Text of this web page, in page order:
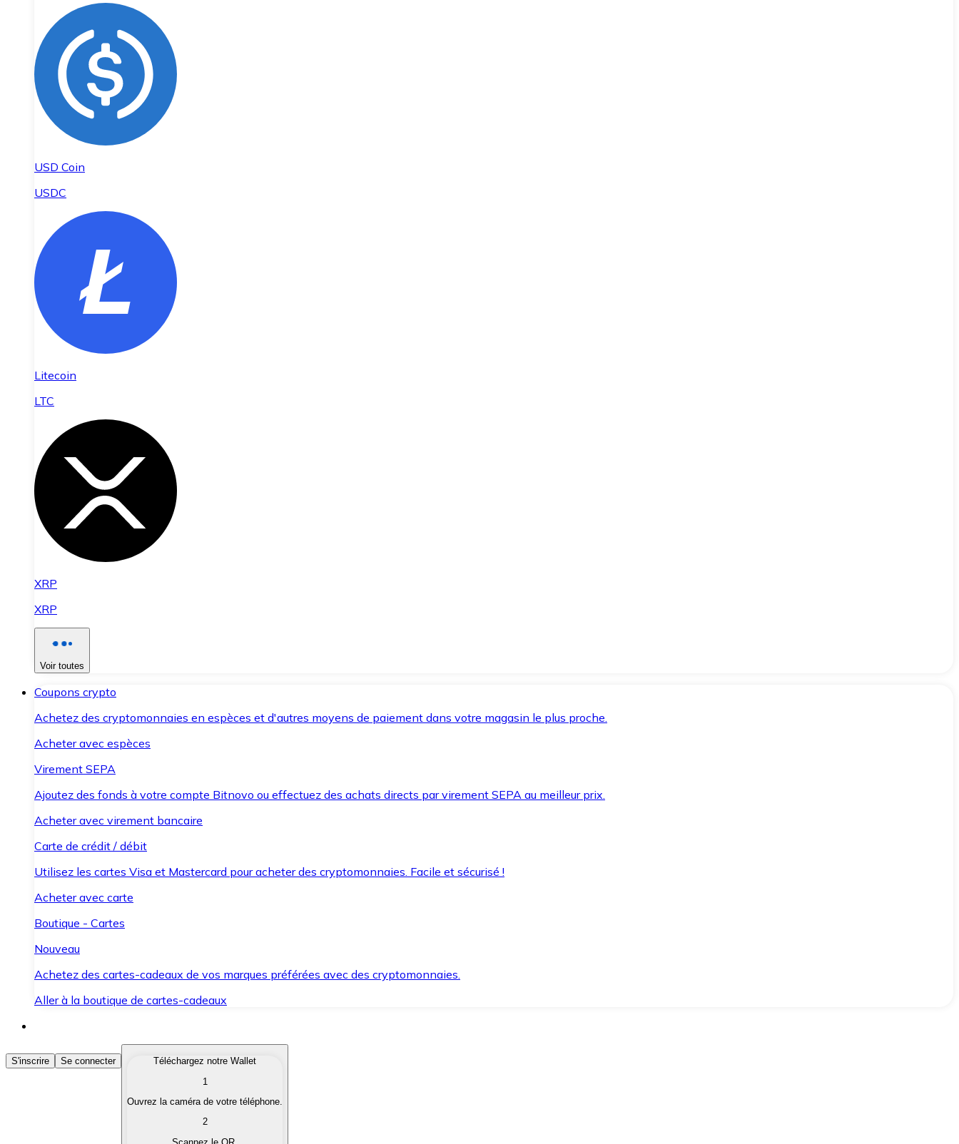
USD Coin
USDC
Litecoin
LTC
XRP
XRP
Voir toutes
Coupons crypto
Achetez des cryptomonnaies en espèces et d'autres moyens de paiement dans votre magasin le plus proche.
Acheter avec espèces
Virement SEPA
Ajoutez des fonds à votre compte Bitnovo ou effectuez des achats directs par virement SEPA au meilleur prix.
Acheter avec virement bancaire
Carte de crédit / débit
Utilisez les cartes Visa et Mastercard pour acheter des cryptomonnaies. Facile et sécurisé !
Acheter avec carte
Boutique - Cartes
Nouveau
Achetez des cartes-cadeaux de vos marques préférées avec des cryptomonnaies.
Aller à la boutique de cartes-cadeaux
Acheter des Cryptomonnaies
Achetez les cryptomonnaies qui vous intéressent rapidement et en toute sécurité.
Convertissez vos cryptomonnaies en monnaie fiduciaire lorsque vous en avez besoin.
S'inscrire Se connecter
Téléchargez notre Wallet
1
Ouvrez la caméra de votre téléphone.
2